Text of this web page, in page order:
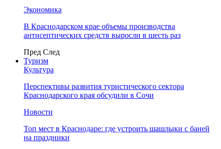
Экономика
В Краснодарском крае объемы производства
антисептических средств выросли в шесть раз
Пред След
Туризм
Культура
Перспективы развития туристического сектора
Краснодарского края обсудили в Сочи
Новости
Топ мест в Краснодаре: где устроить шашлыки с баней
на праздники